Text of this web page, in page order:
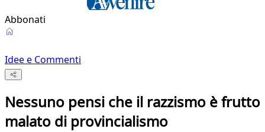
Abbonati
Idee e Commenti
Nessuno pensi che il razzismo è frutto
malato di provincialismo